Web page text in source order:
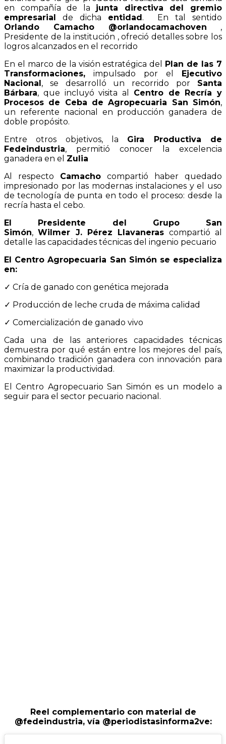
en compañía de la junta directiva del gremio
empresarial
de dicha entidad . En tal sentido
Orlando Camacho
@orlandocamachoven ,
Presidente de la institución , ofreció detalles sobre los
logros alcanzados en el recorrido
En el marco de la visión estratégica del
Plan de las 7
Transformaciones, impulsado por el
Ejecutivo
Nacional , se desarrolló un recorrido por Santa
Bárbara, que incluyó visita al Centro de Recría y
Procesos de Ceba de Agropecuaria San Simón,
un referente nacional en producción ganadera de
doble propósito.
Entre otros objetivos, la Gira Productiva de
Fedeindustria, permitió conocer la excelencia
ganadera en el Zulia
Al respecto Camacho compartió haber quedado
impresionado por las modernas instalaciones y el uso
de tecnología de punta en todo el proceso: desde la
recría hasta el cebo.
El Presidente del Grupo San
Simón,Wilmer J. Pérez Llavaneras compartió al
detalle las capacidades técnicas del ingenio pecuario
El Centro Agropecuaria San Simón se especializa
en:
✓ Cría de ganado con genética mejorada
✓ Producción de leche cruda de máxima calidad
✓ Comercialización de ganado vivo
Cada una de las anteriores capacidades técnicas
demuestra por qué están entre los mejores del país,
combinando tradición ganadera con innovación para
maximizar la productividad.
El Centro Agropecuario San Simón es un modelo a
seguir para el sector pecuario nacional.
Reel complementario con material de
@fedeindustria, vía @periodistasinforma2ve: